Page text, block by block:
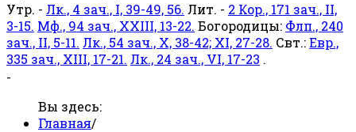
Утр. - Лк., 4 зач., I, 39-49, 56. Лит. - 2 Кор., 171 зач., II,
3-15. Мф., 94 зач., XXIII, 13-22. Богородицы: Флп., 240
зач., II, 5-11. Лк., 54 зач., X, 38-42; XI, 27-28. Свт.:Евр.,
335 зач., XIII, 17-21. Лк., 24 зач., VI, 17-23 .
-
Вы здесь:
Главная/